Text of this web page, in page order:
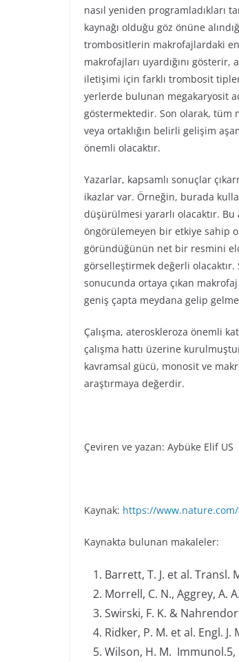
nasıl yeniden programladıkları
kaynağı olduğu göz önüne
trombositlerin makrofajlardaki
makrofajları uyardığını
iletişimi için farklı trombosit
yerlerde bulunan megakaryosit
göstermektedir. Son olarak, tüm
veya ortaklığın belirli gelişim
önemli olacaktır.
Yazarlar, kapsamlı sonuçlar
ikazlar var. Örneğin, burada
düşürülmesi yararlı olacaktır.
öngörülemeyen bir etkiye sahip
göründüğünün net bir resmini
görselleştirmek değerli olacaktır.
sonucunda ortaya çıkan
geniş çapta meydana gelip
Çalışma, ateroskleroza önemli
çalışma hattı üzerine
kavramsal gücü, monosit ve
araştırmaya değerdir.
Çeviren ve yazan: Aybüke Elif US
Kaynak: https://
Kaynakta bulunan makaleler:
Barrett, T. J. et al. Transl.
Morrell, C. N., Aggrey, A.
Swirski, F. K. &
Ridker, P. M. et al. Engl. J.
Wilson, H. M. Immunol.5,